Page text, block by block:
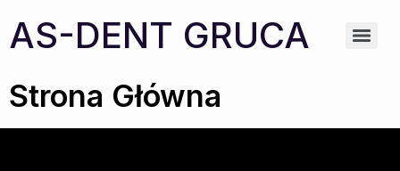
AS-DENT GRUCA
Strona Główna